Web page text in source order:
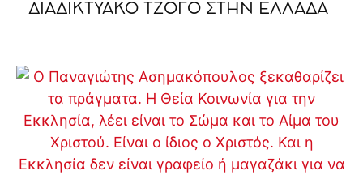
ΔΙΑΔΙΚΤΥΑΚΟ ΤΖΟΓΟ ΣΤΗΝ ΕΛΛΑΔΑ